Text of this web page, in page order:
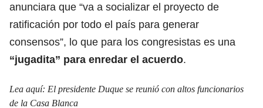
anunciara que “va a socializar el proyecto de
ratificación por todo el país para generar
consensos”, lo que para los congresistas es una
“jugadita” para enredar el acuerdo.
Lea aquí: El presidente Duque se reunió con altos funcionarios
de la Casa Blanca